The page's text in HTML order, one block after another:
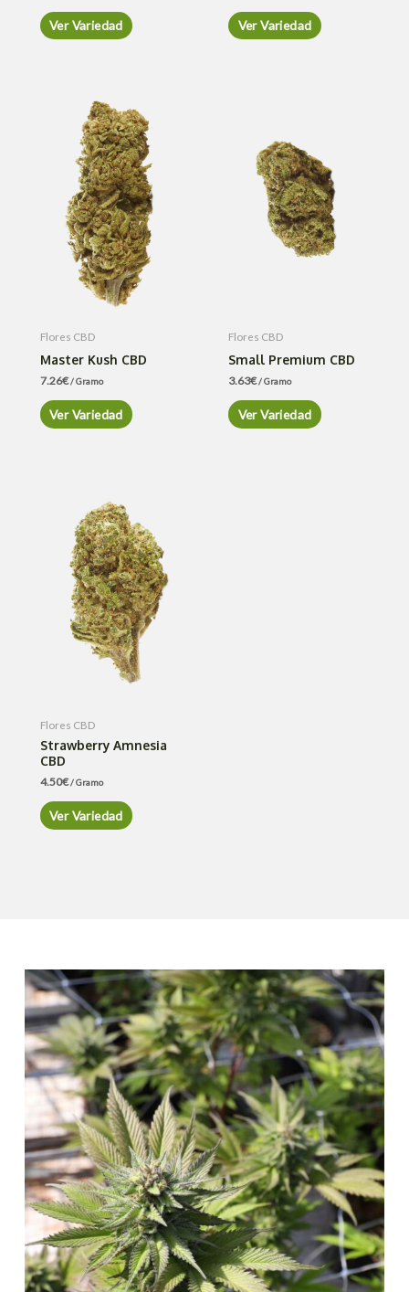
Ver Variedad Ver Variedad
Flores CBD
Master Kush CBD
7.26€/ Gramo
Ver Variedad
Flores CBD
Small Premium CBD
3.63€/ Gramo
Ver Variedad
Flores CBD
Strawberry Amnesia
CBD
4.50€/ Gramo
Ver Variedad